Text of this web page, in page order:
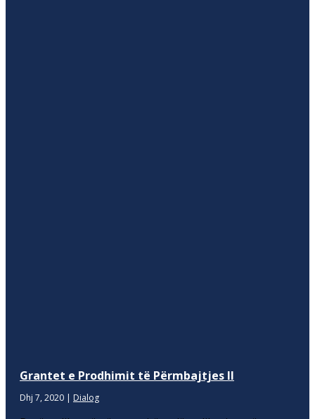
Grantet e Prodhimit të Përmbajtjes II
Dhj 7, 2020 | Dialog